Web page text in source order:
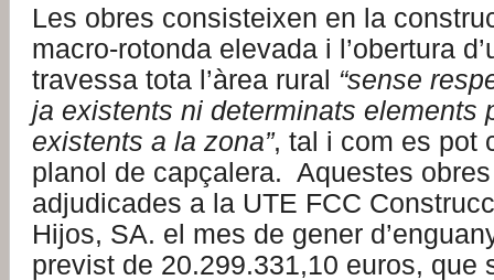
Les obres consisteixen en la
macro-rotonda elevada i l’obertura
travessa tota l’àrea rural “sense
ja existents ni determinats elements
existents a la zona”, tal i com es pot
planol de capçalera. Aquestes
adjudicades a la UTE FCC
Hijos, SA. el mes de gener
previst de 20.299.331,10 euros, que